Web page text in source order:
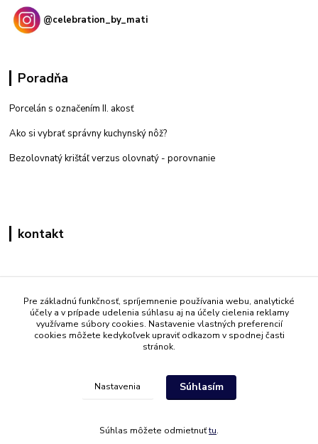
@celebration_by_mati
Poradňa
Porcelán s označením II. akosť
Ako si vybrať správny kuchynský nôž?
Bezolovnatý krištáľ verzus olovnatý - porovnanie
kontakt
+421 908 861 051
(Po - Pia 7:30-15:30)
info@mati.sk
Pre základnú funkčnosť, spríjemnenie používania webu, analytické
účely a v prípade udelenia súhlasu aj na účely cielenia reklamy
využívame súbory cookies. Nastavenie vlastných preferencií
cookies môžete kedykoľvek upraviť odkazom v spodnej časti
stránok.
Nastavenia Súhlasím
Súhlas môžete odmietnuťtu.